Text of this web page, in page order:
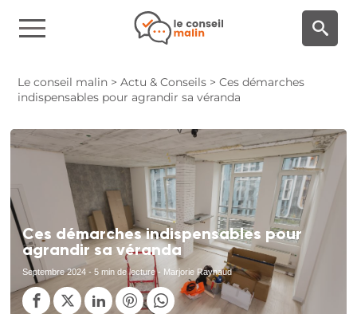
Le conseil malin >Actu & Conseils >Ces démarches
indispensables pour agrandir sa véranda
Ces démarches indispensables pour
agrandir sa véranda
Septembre 2024 - 5 min de lecture - Marjorie Raynaud